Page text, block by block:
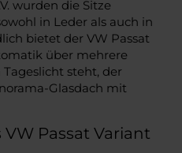
wurden die Sitze
in Leder als auch in
bietet der VW Passat
über mehrere
steht, der
Glasdach mit
Passat Variant